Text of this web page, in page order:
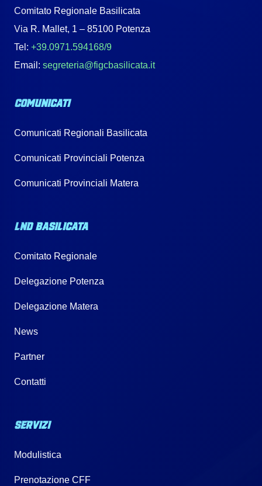
Comitato Regionale Basilicata
Via R. Mallet, 1 – 85100 Potenza
Tel: +39.0971.594168/9
Email: segreteria@figcbasilicata.it
COMUNICATI
Comunicati Regionali Basilicata
Comunicati Provinciali Potenza
Comunicati Provinciali Matera
LND BASILICATA
Comitato Regionale
Delegazione Potenza
Delegazione Matera
News
Partner
Contatti
SERVIZI
Modulistica
Prenotazione CFF